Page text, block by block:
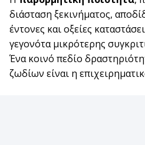
διάσταση ξεκινήματος,
έντονες και οξείες
γεγονότα μικρότερης
Ένα κοινό πεδίο
ζωδίων είναι η